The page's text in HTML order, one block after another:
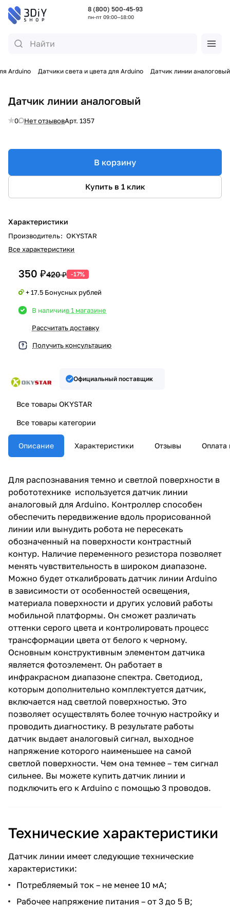
8 (800) 500-45-93
пн-пт 09:00—18:00
Arduino Датчики света и цвета для Arduino Датчик линии аналоговый
Датчик линии аналоговый
0 Нет отзывовАрт. 1357
В корзину
Купить в 1 клик
Характеристики
Производитель: OKYSTAR
Все характеристики
350 ₽420 ₽ -17%
+ 17.5 Бонусных рублей
В наличиив 1 магазине
Рассчитать доставку
Получить консультацию
Официальный поставщик
Все товары OKYSTAR
Все товары категории
Описание Характеристики Отзывы Оплата
Для распознавания темно и светлой поверхности в
робототехнике используется датчик линии
аналоговый для Arduino. Контроллер способен
обеспечить передвижение вдоль прорисованной
линии или вынудить робота не пересекать
обозначенный на поверхности контрастный
контур. Наличие переменного резистора позволяет
менять чувствительность в широком диапазоне.
Можно будет откалибровать датчик линии Arduino
в зависимости от особенностей освещения,
материала поверхности и других условий работы
мобильной платформы. Он сможет различать
оттенки серого цвета и контролировать процесс
трансформации цвета от белого к черному.
Основным конструктивным элементом датчика
является фотоэлемент. Он работает в
инфракрасном диапазоне спектра. Светодиод,
которым дополнительно комплектуется датчик,
включается над светлой поверхностью. Это
позволяет осуществлять более точную настройку и
проводить диагностику. В результате работы
датчик выдает аналоговый сигнал, выходное
напряжение которого наименьшее на самой
светлой поверхности. Чем она темнее – тем сигнал
сильнее. Вы можете купить датчик линии и
подключить его к Arduino с помощью 3 проводов.
Технические характеристики
Датчик линии имеет следующие технические
характеристики:
Потребляемый ток – не менее 10 мА;
Рабочее напряжение питания – от 3 до 5 В;